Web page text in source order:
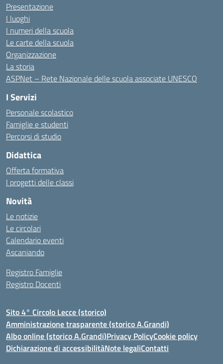
Presentazione
I luoghi
I numeri della scuola
Le carte della scuola
Organizzazione
La storia
ASPNet – Rete Nazionale delle scuola associate UNESCO
I Servizi
Personale scolastico
Famiglie e studenti
Percorsi di studio
Didattica
Offerta formativa
I progetti delle classi
Novità
Le notizie
Le circolari
Calendario eventi
Ascaniando
Registro Famiglie
Registro Docenti
Sito 4° Circolo Lecce (storico)
Amministrazione trasparente (storico A.Grandi)
Albo online (storico A.Grandi)Privacy PolicyCookie policy
Dichiarazione di accessibilitàNote legaliContatti